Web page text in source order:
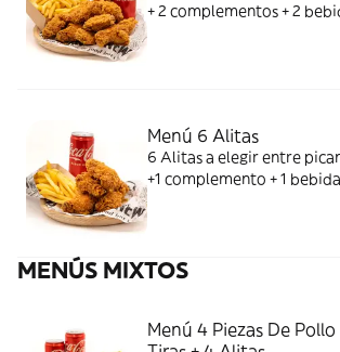
+ 2 complementos + 2
Menú 6 Alitas
6 Alitas a elegir entre
+1 complemento + 1 bebida
MENÚS MIXTOS
Menú 4 Piezas De Pollo